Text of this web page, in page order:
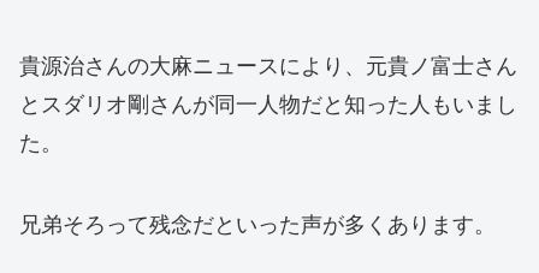
貴源治さんの大麻ニュースにより、元貴ノ富士さん
とスダリオ剛さんが同一人物だと知った人もいまし
た。
兄弟そろって残念だといった声が多くあります。